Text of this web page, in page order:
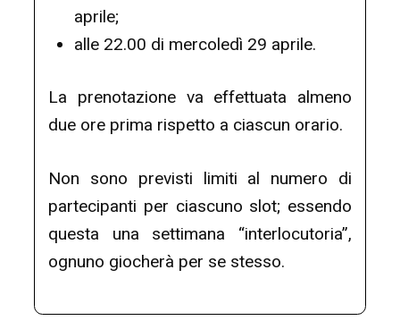
aprile;
alle 22.00 di mercoledì 29 aprile.
La prenotazione va effettuata almeno
due ore prima rispetto a ciascun orario.
Non sono previsti limiti al numero di
partecipanti per ciascuno slot; essendo
questa una settimana “interlocutoria”,
ognuno giocherà per se stesso.